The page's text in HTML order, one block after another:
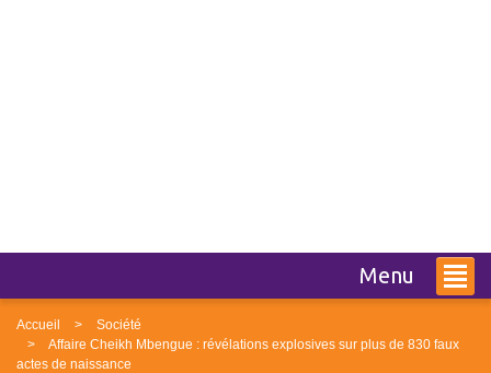
Menu
Accueil
Société
Affaire Cheikh Mbengue : révélations explosives sur plus de 830 faux
actes de naissance